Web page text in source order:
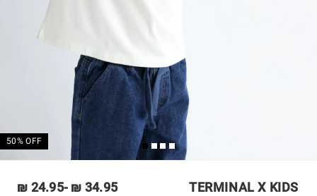
50% OFF
TERMINAL X KIDS
34.95 ₪
-
24.95 ₪